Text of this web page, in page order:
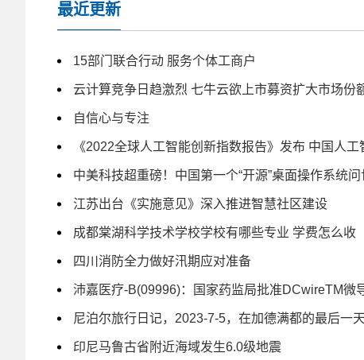
最近更新
15部门联合行动 服务个体工商户
云计算竞争日趋激烈 七牛云欲上市募资扩大市场份
自信心与专注
《2022全球人工智能创新指数报告》发布 中国人
中美科技超重磅！中国第一个“开源”桌面操作系统
江苏出台《实施意见》深入推进智慧社区建设
成都棠湖科学技术学校学校有哪些专业 学费怎么收
四川消防全力做好汛期应对准备
沛嘉医疗-B(09996)：国家药监局批准DCwireTM微
尼泊尔旅行日记，2023-7-5，在加德满都的最后一天
印尼马鲁古省附近海域发生6.0级地震